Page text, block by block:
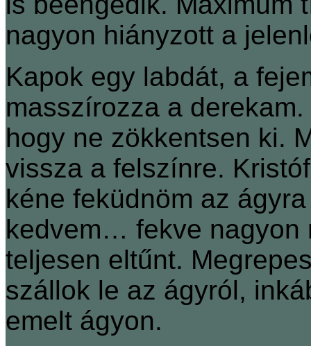
nagyon hiányzott a
Kapok egy labdát, a
masszírozza a
hogy ne zökkentsen ki.
vissza a felszínre.
kéne feküdnöm az
kedvem… fekve nagyon
teljesen eltűnt.
szállok le az ágyról,
emelt ágyon.